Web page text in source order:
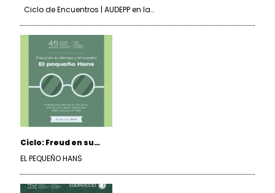
Ciclo de Encuentros | AUDEPP en la…
Ciclo: Freud en su…
EL PEQUEÑO HANS